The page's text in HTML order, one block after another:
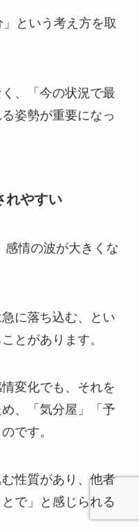
という考え方を取
、「今の状況で最
姿勢が重要になっ
れやすい
感情の波が大きくな
に落ち込む、とい
とがあります。
変化でも、それを
、「気分屋」「予
です。
性質があり、他者
で」と感じられる